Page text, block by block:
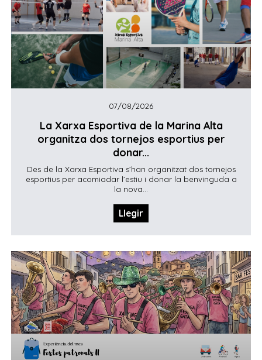
07/08/2026
La Xarxa Esportiva de la Marina Alta
organitza dos tornejos esportius per
donar...
Des de la Xarxa Esportiva s’han organitzat dos tornejos
esportius per acomiadar l’estiu i donar la benvinguda a
la nova...
Llegir